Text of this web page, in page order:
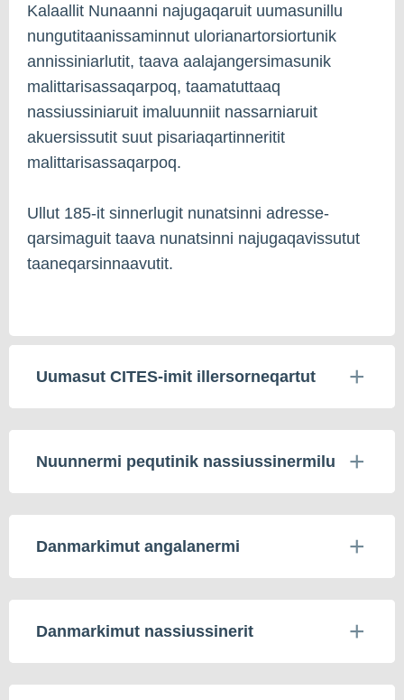
Kalaallit Nunaanni najugaqaruit uumasunillu
nungutitaanissaminnut ulorianartorsiortunik
annissiniarlutit, taava aalajangersimasunik
malittarisassaqarpoq, taamatuttaaq
nassiussiniaruit imaluunniit nassarniaruit
akuersissutit suut pisariaqartinneritit
malittarisassaqarpoq.
Ullut 185-it sinnerlugit nunatsinni adresse-
qarsimaguit taava nunatsinni najugaqavissutut
taaneqarsinnaavutit.
Uumasut CITES-imit illersorneqartut
Nuunnermi pequtinik nassiussinermilu
Danmarkimut angalanermi
Danmarkimut nassiussinerit